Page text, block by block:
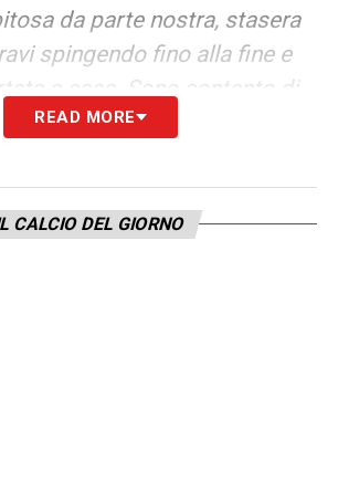
da parte nostra, stasera
spingendo fino alla fine e
a casa. Sono contento di
squadra, sono gli altri a
è bellissimo. In una finale
andremo là per
READ MORE
CALCIO DEL GIORNO